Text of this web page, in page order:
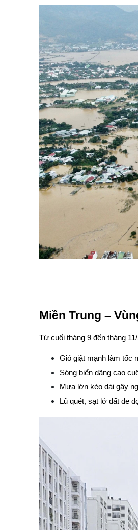
Miền Trung –
Từ cuối tháng 9 đến tháng
Gió giật mạnh làm tốc
Sóng biển dâng cao
Mưa lớn kéo dài gây
Lũ quét, sạt lở đất đe